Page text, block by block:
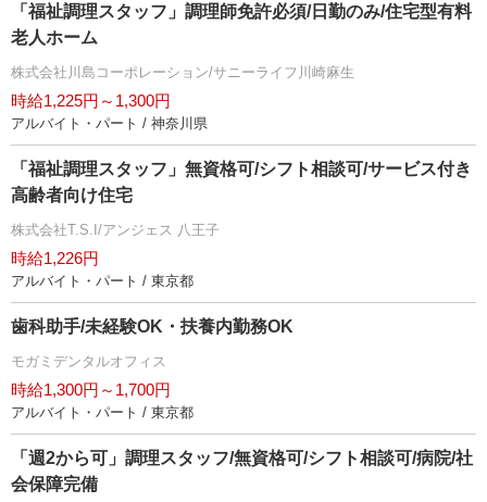
「福祉調理スタッフ」調理師免許必須/日勤のみ/住宅型有料
老人ホーム
株式会社川島コーポレーション/サニーライフ川崎麻生
時給1,225円～1,300円
アルバイト・パート / 神奈川県
「福祉調理スタッフ」無資格可/シフト相談可/サービス付き
高齢者向け住宅
株式会社T.S.I/アンジェス 八王子
時給1,226円
アルバイト・パート / 東京都
歯科助手/未経験OK・扶養内勤務OK
モガミデンタルオフィス
時給1,300円～1,700円
アルバイト・パート / 東京都
「週2から可」調理スタッフ/無資格可/シフト相談可/病院/社
会保障完備